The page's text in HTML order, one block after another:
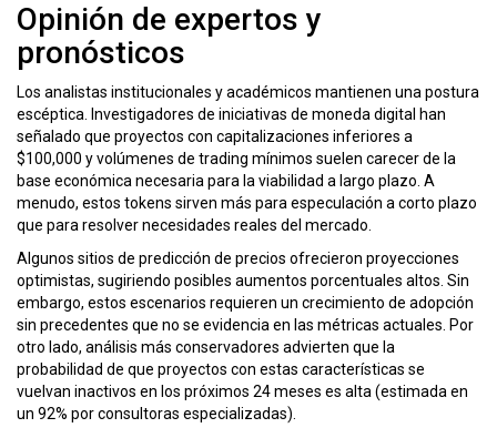
Opinión de expertos y
pronósticos
Los analistas institucionales y académicos mantienen una postura
escéptica. Investigadores de iniciativas de moneda digital han
señalado que proyectos con capitalizaciones inferiores a
$100,000 y volúmenes de trading mínimos suelen carecer de la
base económica necesaria para la viabilidad a largo plazo. A
menudo, estos tokens sirven más para especulación a corto plazo
que para resolver necesidades reales del mercado.
Algunos sitios de predicción de precios ofrecieron proyecciones
optimistas, sugiriendo posibles aumentos porcentuales altos. Sin
embargo, estos escenarios requieren un crecimiento de adopción
sin precedentes que no se evidencia en las métricas actuales. Por
otro lado, análisis más conservadores advierten que la
probabilidad de que proyectos con estas características se
vuelvan inactivos en los próximos 24 meses es alta (estimada en
un 92% por consultoras especializadas).